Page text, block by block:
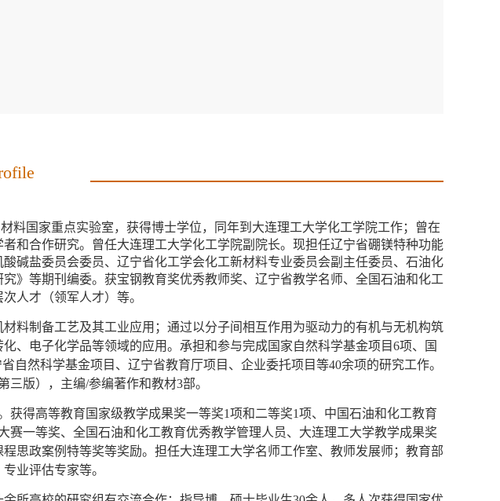
料国家重点实验室，获得博士学位，同年到大连理工大学化工学院工作；曾在
和合作研究。曾任大连理工大学化工学院副院长。现担任辽宁省硼镁特种功能
酸碱盐委员会委员、辽宁省化工学会化工新材料专业委员会副主任委员、石油化
》等期刊编委。 获宝钢教育奖优秀教师奖、辽宁省教学名师、 全国石油和化工
人才（领军人才）等。
料制备工艺及其工业应用； 通过以分子间相互作用为驱动力的有机与无机构筑
、电子化学品等领域的应用。承担和参与完成国家自然科学基金项目6项、
国
自然科学基金项目、辽宁省教育厅项目、企业委托项目等40余项的研究工作。
版），主编/参编著作和教材3部。
获得高等教育国家级教学成果奖一等奖1项和二等奖1项、中国石油和化工教育
一等奖、全国石油和化工教育优秀教学管理人员、大连理工大学教学成果奖
思政案例特等奖等奖励。 担任大连理工大学名师工作室、教师发展师； 教育部
业评估专家等。